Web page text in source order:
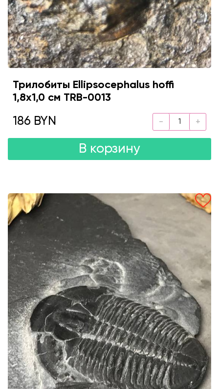
Трилобиты Ellipsocephalus hoffi
1,8x1,0 см TRB-0013
186 BYN
В корзину